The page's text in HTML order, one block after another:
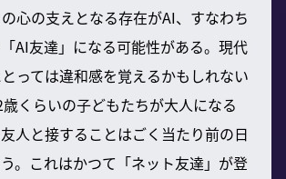
心の支えとなる存在がAI、すなわち
「AI友達」になる可能性がある。現代
っては違和感を覚えるかもしれない
くらいの子どもたちが大人になる
人と接することはごく当たり前の日
。これはかつて「ネット友達」が登